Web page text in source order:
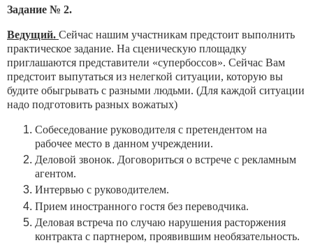
Задание № 2.
Ведущий. Сейчас нашим участникам предстоит выполнить
практическое задание. На сценическую площадку
приглашаются представители «супербоссов». Сейчас Вам
предстоит выпутаться из нелегкой ситуации, которую вы
будите обыгрывать с разными людьми. (Для каждой ситуации
надо подготовить разных вожатых)
Собеседование руководителя с претендентом на
рабочее место в данном учреждении.
Деловой звонок. Договориться о встрече с рекламным
агентом.
Интервью с руководителем.
Прием иностранного гостя без переводчика.
Деловая встреча по случаю нарушения расторжения
контракта с партнером, проявившим необязательность.